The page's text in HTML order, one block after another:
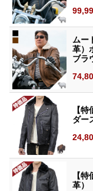
ムー
革）
ブラ
【
ダー
【
革）